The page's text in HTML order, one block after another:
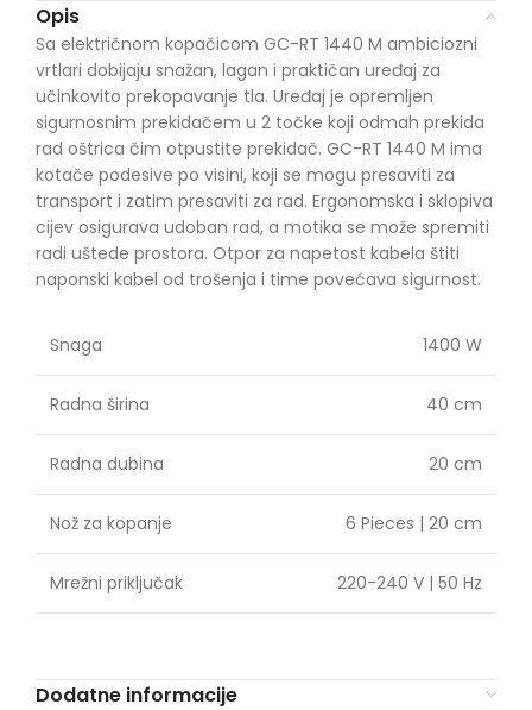
Opis
Sa električnom kopačicom GC-RT 1440 M ambiciozni
vrtlari dobijaju snažan, lagan i praktičan uređaj za
učinkovito prekopavanje tla. Uređaj je opremljen
sigurnosnim prekidačem u 2 točke koji odmah prekida
rad oštrica čim otpustite prekidač. GC-RT 1440 M ima
kotače podesive po visini, koji se mogu presaviti za
transport i zatim presaviti za rad. Ergonomska i sklopiva
cijev osigurava udoban rad, a motika se može spremiti
radi uštede prostora. Otpor za napetost kabela štiti
naponski kabel od trošenja i time povećava sigurnost.
Snaga 1400 W
Radna širina 40 cm
Radna dubina 20 cm
Nož za kopanje 6 Pieces | 20 cm
Mrežni priključak 220-240 V | 50 Hz
Dodatne informacije